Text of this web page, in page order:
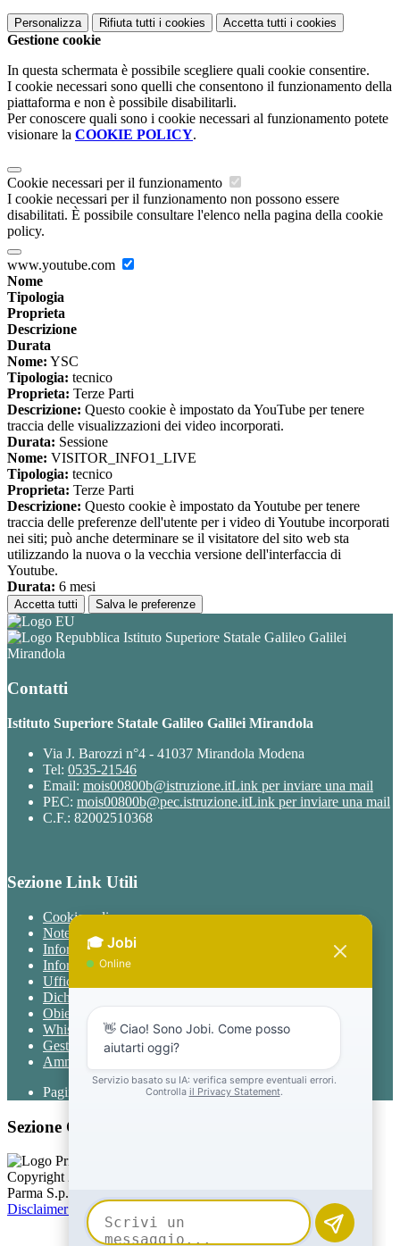
Personalizza Rifiuta tutti i cookies Accetta tutti i cookies
Gestione cookie
In questa schermata è possibile scegliere quali cookie consentire.
I cookie necessari sono quelli che consentono il funzionamento della
piattaforma e non è possibile disabilitarli.
Per conoscere quali sono i cookie necessari al funzionamento potete
visionare la COOKIE POLICY.
Cookie necessari per il funzionamento
I cookie necessari per il funzionamento non possono essere
disabilitati. È possibile consultare l'elenco nella pagina della cookie
policy.
www.youtube.com
Nome
Tipologia
Proprieta
Descrizione
Durata
Nome: YSC
Tipologia: tecnico
Proprieta: Terze Parti
Descrizione: Questo cookie è impostato da YouTube per tenere
traccia delle visualizzazioni dei video incorporati.
Durata: Sessione
Nome: VISITOR_INFO1_LIVE
Tipologia: tecnico
Proprieta: Terze Parti
Descrizione: Questo cookie è impostato da Youtube per tenere
traccia delle preferenze dell'utente per i video di Youtube incorporati
nei siti; può anche determinare se il visitatore del sito web sta
utilizzando la nuova o la vecchia versione dell'interfaccia di
Youtube.
Durata: 6 mesi
Accetta tutti Salva le preferenze
Istituto Superiore Statale Galileo Galilei
Mirandola
Contatti
Istituto Superiore Statale Galileo Galilei Mirandola
Via J. Barozzi n°4 - 41037 Mirandola Modena
Tel: 0535-21546
Email: mois00800b@istruzione.itLink per inviare una mail
PEC: mois00800b@pec.istruzione.itLink per inviare una mail
C.F.: 82002510368
Sezione Link Utili
Cookie policy
Note legali
Informativa Privacy
Informativa Privacy chatbot Jobi
Ufficio Relazioni con il Pubblico
Dichiarazione di accessibilità
Obiettivi di accessibilità
Whistleblowing
Gestione consensi cookie
Amministrazione trasparente
Pagina visualizzata1333volte
Sezione Copyright
Copyright 2026 | Engineered and powered by Gruppo Spaggiari
Parma S.p.A. | Divisione Publishing & New Social Media
Disclaimer trattamento dati personali